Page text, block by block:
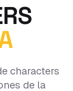
characters
de la